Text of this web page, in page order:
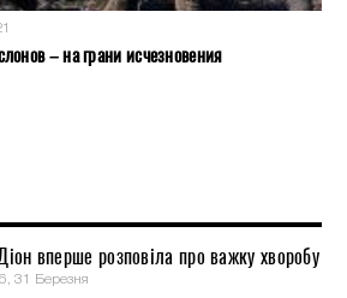
– на грани исчезновения
вперше розповіла про важку хворобу
31 Березня